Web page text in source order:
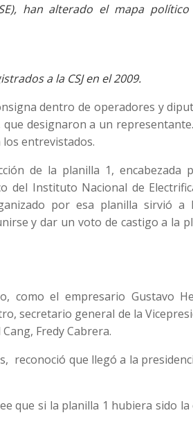
han alterado el mapa
a la CSJ en el 2009.
dentro de operadores y
designaron a un
entrevistados.
de la planilla 1, encabezada
del Instituto Nacional de
por esa planilla sirvió a
y dar un voto de castigo a la
como el empresario Gustavo
secretario general de la
Fredy Cabrera.
reconoció que llegó a la
que si la planilla 1 hubiera sido